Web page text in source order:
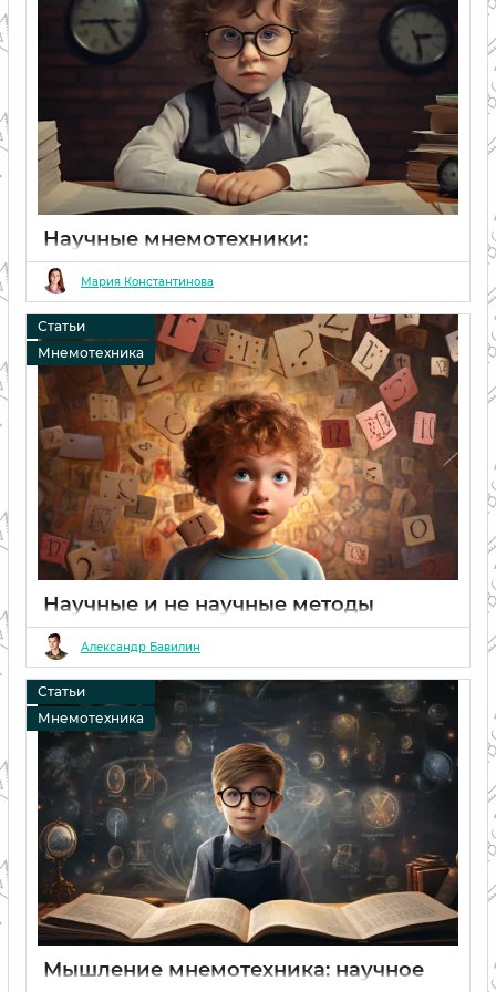
Научные мнемотехники:
классификация, приемы и примеры
06 02 2024
Мария Константинова
Статьи
Мнемотехника
Научные и не научные методы
запоминания: как улучшить память
06 02 2024
Александр Бавилин
Статьи
Мнемотехника
Мышление мнемотехника: научное